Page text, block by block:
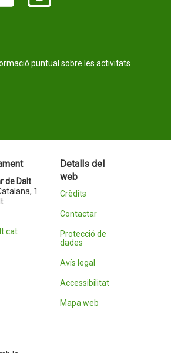
puntual sobre les activitats
de Dalt
1
Detalls del
web
Crèdits
Contactar
Protecció de
dades
Avís legal
Accessibilitat
Mapa web